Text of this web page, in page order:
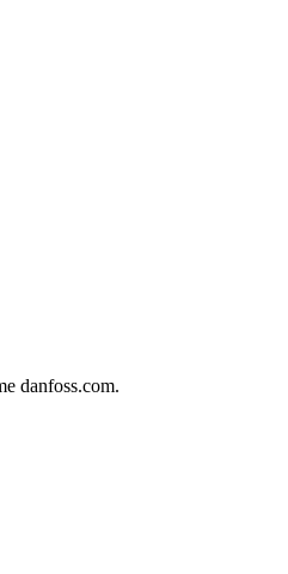
danfoss.com.